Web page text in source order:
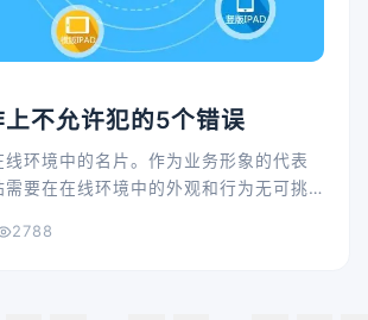
不允许犯的5个错误
环境中的名片。作为业务形象的代表
要在在线环境中的外观和行为无可挑
率，则必须这样做。
2788